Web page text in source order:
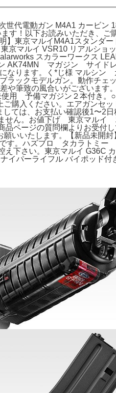
代電動ガン M4A1 カービン
す！以下お読みいただき、ご
】東京マルイM4A1スタンダ
京マルイ VSR10 リアルシ
スカラーワークス
ン AK74MN マガジン サイ
になります。く*じ様 マル
ックモデルガン。動作チェ
や筆致の風合いがございます
用 予備マガジン２本付き。
購入ください。エアガンセ
ては、お支払い確認後1〜2
ません。お値下げ 東京マル
ページの質問欄よりお受付
いいたします。【新品未開封
です。ハズブロ タカラトミ
下さい。東京マルイ G36C
パーライフル バイポッド付